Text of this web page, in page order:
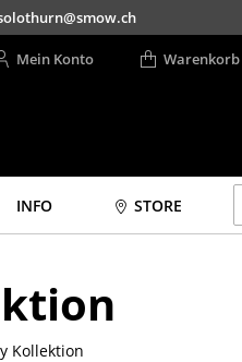
Mein Konto Warenkorb
INFO STORE
&
Kollektion